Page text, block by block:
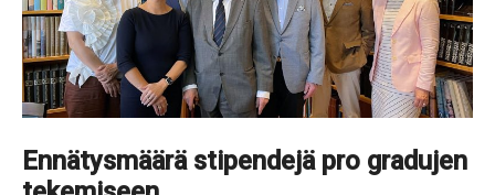
Ennätysmäärä stipendejä pro gradujen